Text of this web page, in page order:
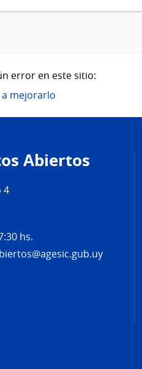
error en este sitio:
mejorarlo
Abiertos
4
hs.